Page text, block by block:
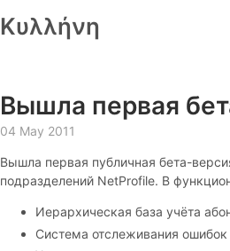
Κυλλήνη
Вышла первая
04 May 2011
Вышла первая публичная бета-
подразделений NetProfile. В
Иерархическая база учёта
Система отслеживания ошибок